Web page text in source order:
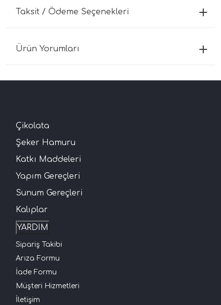
Taksit / Ödeme Seçenekleri
Ürün Yorumları
Çikolata
Şeker Hamuru
Katkı Maddeleri
Yapım Gereçleri
Sunum Gereçleri
Kalıplar
YARDIM
Sipariş Takibi
Arıza Formu
İade Formu
Müşteri Hizmetleri
İletişim